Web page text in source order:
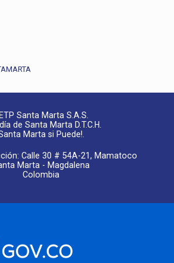
Santa Marta S.A.S.
de Santa Marta D.T.C.H.
Marta si Puede!.
Calle 30 # 54A-21, Mamatoco
Marta - Magdalena
Colombia